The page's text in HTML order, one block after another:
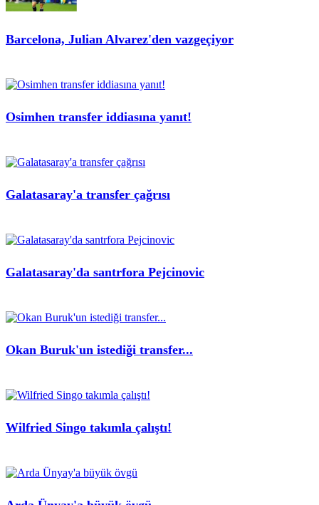
Barcelona, Julian Alvarez'den vazgeçiyor
Osimhen transfer iddiasına yanıt!
Galatasaray'a transfer çağrısı
Galatasaray'da santrfora Pejcinovic
Okan Buruk'un istediği transfer...
Wilfried Singo takımla çalıştı!